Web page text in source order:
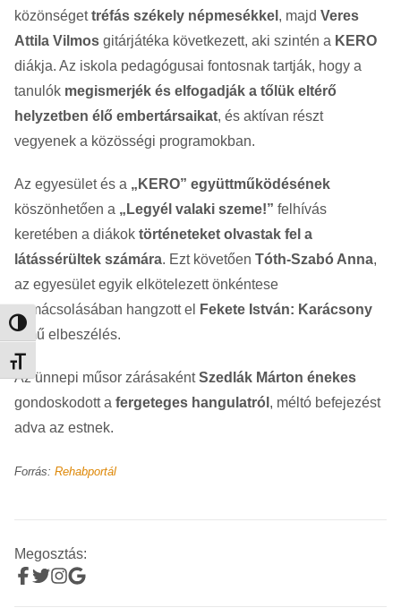
Nagy kontraszt váltása
Betűméret váltása
közönségettréfás székely népmesékkel , majd Veres
Attila Vilmos gitárjátéka következett, aki szintén a KERO
diákja. Az iskola pedagógusai fontosnak tartják, hogy a
tanulók megismerjék és elfogadják a tőlük eltérő
helyzetben élő embertársaikat, és aktívan részt
vegyenek a közösségi programokban.
Az egyesület és a „KERO” együttműködésének
köszönhetően a „Legyél valaki szeme!” felhívás
keretében a diákok történeteket olvastak fel a
látássérültek számára. Ezt követően Tóth-Szabó Anna,
az egyesület egyik elkötelezett önkéntese
tolmácsolásában hangzott el
Fekete István: Karácsony
című elbeszélés.
Az ünnepi műsor zárásakéntSzedlák Márton énekes
gondoskodott a fergeteges hangulatról , méltó befejezést
adva az estnek.
Forrás: Rehabportál
Megosztás: